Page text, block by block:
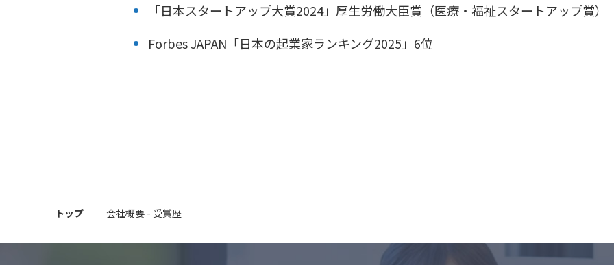
「日本スタートアップ大賞2024」厚生労働大臣賞（医療・福祉スタートアップ賞）
Forbes JAPAN「日本の起業家ランキング2025」6位
トップ 会社概要 - 受賞歴